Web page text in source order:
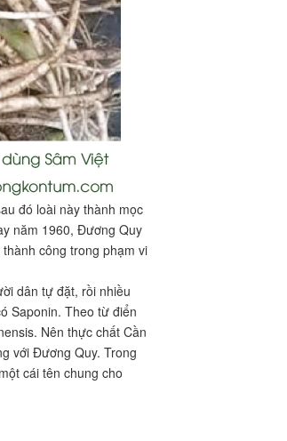
đó loài này thành mọc
năm 1960, Đương Quy
công trong phạm vi
dân tự đặt, rồi nhiều
Saponin. Theo từ điển
Nên thực chất Cần
với Đương Quy. Trong
cái tên chung cho